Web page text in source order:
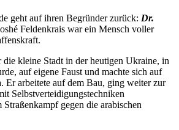
geht auf ihren Begründer zurück: Dr.
Feldenkrais war ein Mensch voller
kleine Stadt in der heutigen Ukraine, in
auf eigene Faust und machte sich auf
Er arbeitete auf dem Bau, ging weiter zur
Selbstverteidigungstechniken
Straßenkampf gegen die arabischen